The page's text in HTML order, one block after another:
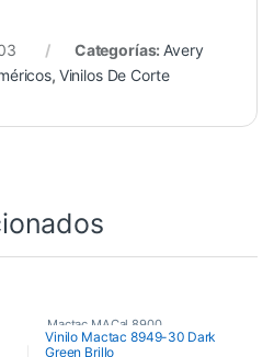
Categorías: Avery
, Vinilos De Corte
Mactac MACal 8900
Monoméricos
Vinilo Mactac 8949-30 Dark
Green Brillo